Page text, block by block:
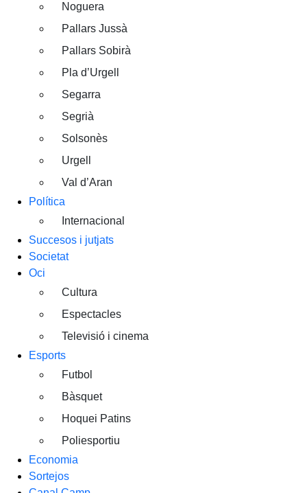
Noguera
Pallars Jussà
Pallars Sobirà
Pla d’Urgell
Segarra
Segrià
Solsonès
Urgell
Val d’Aran
Política
Internacional
Succesos i jutjats
Societat
Oci
Cultura
Espectacles
Televisió i cinema
Esports
Futbol
Bàsquet
Hoquei Patins
Poliesportiu
Economia
Sortejos